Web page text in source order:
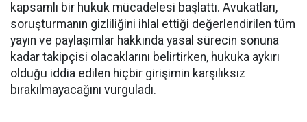
kapsamlı bir hukuk mücadelesi başlattı. Avukatları,
soruşturmanın gizliliğini ihlal ettiği değerlendirilen tüm
yayın ve paylaşımlar hakkında yasal sürecin sonuna
kadar takipçisi olacaklarını belirtirken, hukuka aykırı
olduğu iddia edilen hiçbir girişimin karşılıksız
bırakılmayacağını vurguladı.